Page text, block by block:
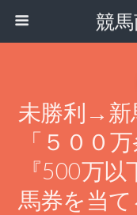
競
未勝利→新
「５００
『500万
馬券を当